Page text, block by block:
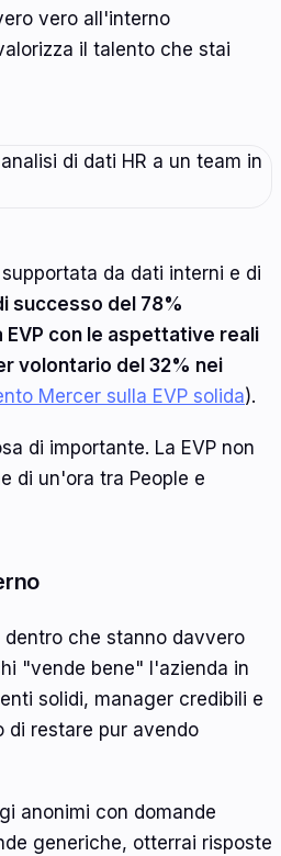
vero all'interno
il talento che stai
da dati interni e di
successo del 78%
con le aspettative reali
volontario del 32% nei
Mercer sulla EVP solida).
di importante. La EVP non
di un'ora tra People e
dentro che stanno davvero
"vende bene" l'azienda in
solidi, manager credibili e
di restare pur avendo
anonimi con domande
generiche, otterrai risposte